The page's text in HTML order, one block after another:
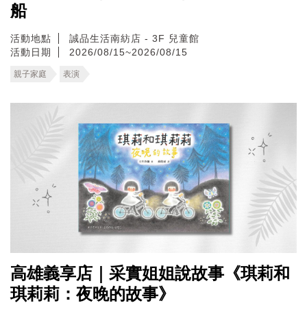
船
活動地點
誠品生活南紡店 - 3F 兒童館
活動日期
2026/08/15~2026/08/15
親子家庭 表演
高雄義享店｜采實姐姐說故事《琪莉和
琪莉莉：夜晚的故事》